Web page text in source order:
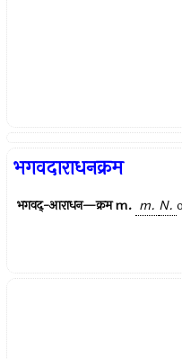
भगवदाराधनक्रम
भगवद्-आराधन—क्रमm. m. N.